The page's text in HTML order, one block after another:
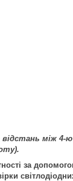
між
за